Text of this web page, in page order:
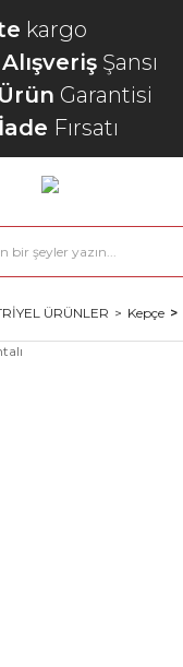
kargo
Şansı
Garantisi
Fırsatı
ÜRÜNLER Kepçe